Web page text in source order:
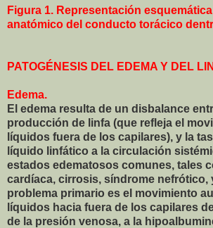
Figura 1. Representación
anatómico del conducto torácico
PATOGÉNESIS DEL EDEMA Y DEL
Edema.
El edema resulta de un disbalance
producción de linfa (que refleja el
líquidos fuera de los capilares), y la
líquido linfático a la circulación
estados edematosos comunes, tales
cardíaca, cirrosis, síndrome nefrótico,
problema primario es el movimiento
líquidos hacia fuera de los capilares
de la presión venosa, a la